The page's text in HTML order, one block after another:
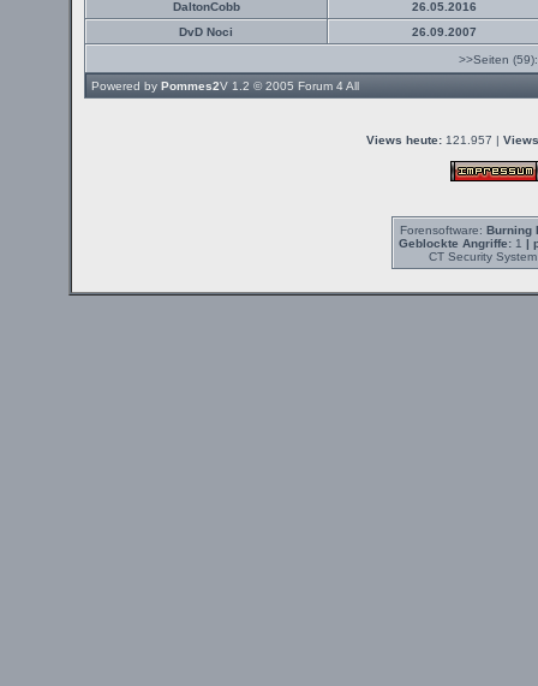
DaltonCobb
26.05.2016
DvD Noci
26.09.2007
>>Seiten
Powered by Pommes2V 1.2 © 2005 Forum 4 All
Views heute:121.957 |
Forensoftware: Burning
Geblockte Angriffe:1 |
CT Security